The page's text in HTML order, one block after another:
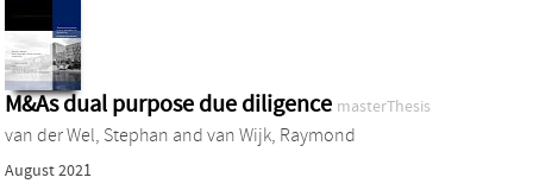
M&As dual purpose due diligence masterThesis
van der Wel, Stephan and van Wijk, Raymond
August 2021